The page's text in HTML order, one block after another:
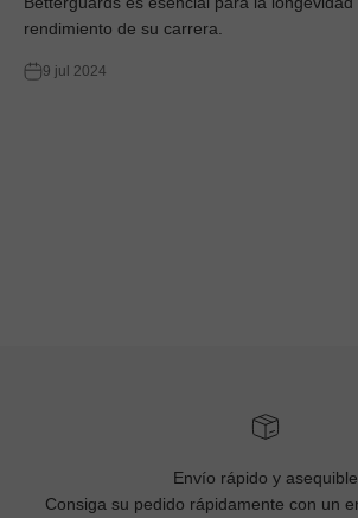
rendimiento de su carrera.
9 jul 2024
Envío rápido y asequible
Consiga su pedido rápidamente con un